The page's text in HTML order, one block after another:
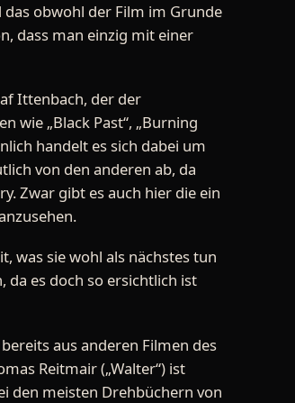
obwohl der Film im Grunde
dass man einzig mit einer
Ittenbach, der der
wie „Black Past“, „Burning
handelt es sich dabei um
von den anderen ab, da
Zwar gibt es auch hier die ein
was sie wohl als nächstes tun
da es doch so ersichtlich ist
aus anderen Filmen des
Reitmair („Walter“) ist
den meisten Drehbüchern von